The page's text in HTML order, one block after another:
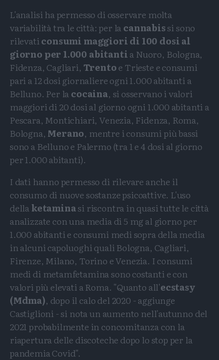
L'analisi ha permesso di osservare molta
variabilità tra le città: per lacannabissi sono
rilevaticonsumi maggiori di 100 dosi al
giorno per 1.000 abitantia Nuoro, Bologna,
Fidenza, Cagliari, Trentoe Trieste e consumi
pari a 12 dosi giornaliere ogni 1.000 abitanti a
Belluno. Per lacocaina, si osservano i valori
maggiori di 20 dosi al giorno ogni 1.000 abitanti a
Pescara, Montichiari, Venezia, Fidenza, Roma,
Bologna, Merano, mentre i consumi più bassi
sono a Belluno e Palermo (tra 1 e 4 dosi al giorno
per 1.000 abitanti).
I dati hanno permesso di rilevare anche il
consumo di nuove sostanze psicoattive. L'uso
dellaketaminasi riscontra in quasi tutte le città
analizzate con una media di 5 mg al giorno per
1.000 abitanti e consumi medi sopra della media
in alcuni capoluoghi quali Bologna, Cagliari,
Firenze, Milano, Torino e Venezia. I consumi
medi di metamfetamina sono costanti e con
valori più elevati a Roma. "Quanto all'ecstasy
(Mdma), dopo il calo del 2020 - aggiunge
Castiglioni - si nota un aumento nell'autunno del
2021 probabilmente in concomitanza con la
riapertura delle discoteche dopo lo stop per la
pandemia Covid".